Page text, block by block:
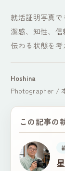
就活証明写真
潔感、知性、
伝わる状態を考
Hoshina
Photographer /
この記事の